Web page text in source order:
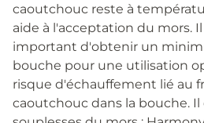
caoutchouc reste à
aide à l'acceptation du mors.
important d'obtenir un
bouche pour une utilisation
risque d'échauffement lié au
caoutchouc dans la bouche. Il